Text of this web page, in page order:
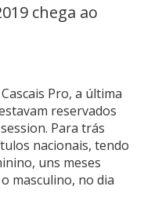
chega ao
Pro, a última
reservados
Para trás
nacionais, tendo
uns meses
masculino, no dia